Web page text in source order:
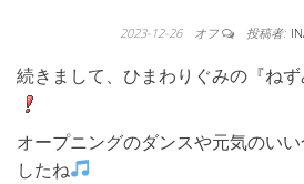
2023-12-26 オフ 投稿者:
続きまして、ひまわりぐみの『ね
オープニングのダンスや元気のい
したね